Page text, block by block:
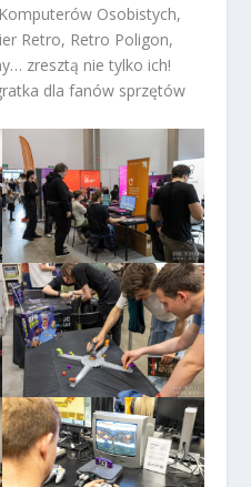
Osobistych,
Retro, Retro Poligon,
zresztą nie tylko ich!
dla fanów sprzętów